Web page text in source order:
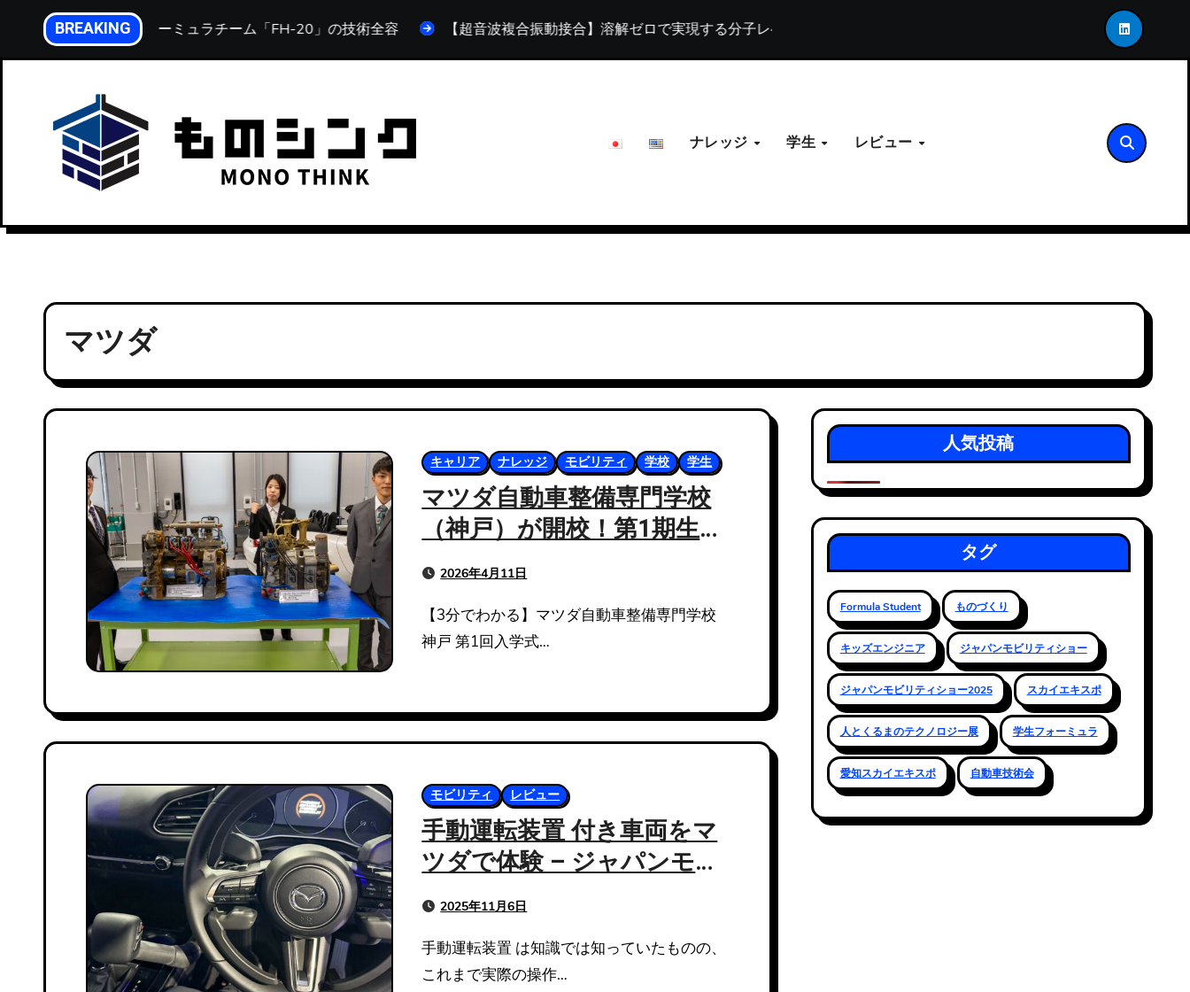
を
BREAKING
海道大学フォーミュラチーム「FH-20」の技術全容 【超音波複合振動接合】溶解ゼロで実現する分子レベルの結合。LINK-USが示す次世代の接合アーキテクチャ 「死角」
ナレッジ 学生 レビュー
マツダ
キャリア ナレッジ モビリティ 学校 学生
マツダ自動車整備専門学校
（神戸）が開校！第1期生入
学式レポ｜独自カリキュラ
ムと整備士の将来性
2026年4月11日
【3分でわかる】マツダ自動車整備専門学校
神戸 第1回入学式…
モビリティ レビュー
手動運転装置 付き車両をマ
ツダで体験 – ジャパンモビ
リティショー 2025
2025年11月6日
手動運転装置 は知識では知っていたものの、
これまで実際の操作…
人気投稿
タグ
Formula Student ものづくり
キッズエンジニア ジャパンモビリティショー
ジャパンモビリティショー2025 スカイエキスポ
人とくるまのテクノロジー展 学生フォーミュラ
愛知スカイエキスポ 自動車技術会